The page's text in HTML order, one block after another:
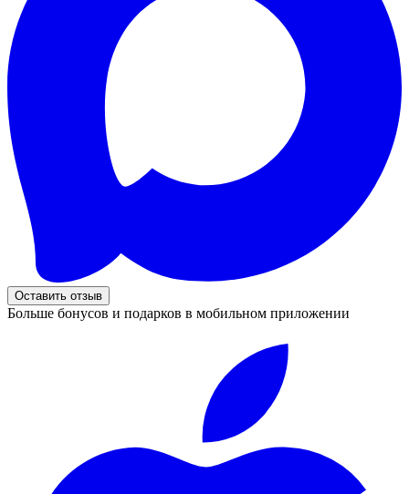
Оставить отзыв
Больше бонусов и подарков в мобильном приложении